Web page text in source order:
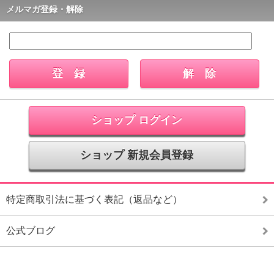
メルマガ登録・解除
ショップ ログイン
ショップ 新規会員登録
特定商取引法に基づく表記（返品など）
公式ブログ